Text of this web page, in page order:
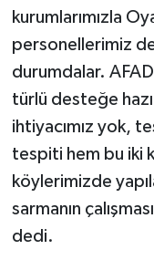
kurumlarımızla
personellerimiz
durumdalar. AFAD
türlü desteğe
ihtiyacımız yok,
tespiti hem bu iki
köylerimizde
sarmanın
dedi.